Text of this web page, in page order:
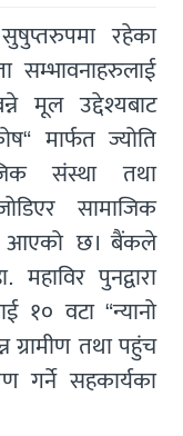
रहेका
सम्भावनाहरुलाई
मूल उद्देश्यबाट
मार्फत ज्योति
संस्था तथा
सामाजिक
आएको छ। बैंकले
पुनद्वारा
१० वटा “न्यानो
ग्रामीण तथा पहुंच
गर्ने सहकार्यका